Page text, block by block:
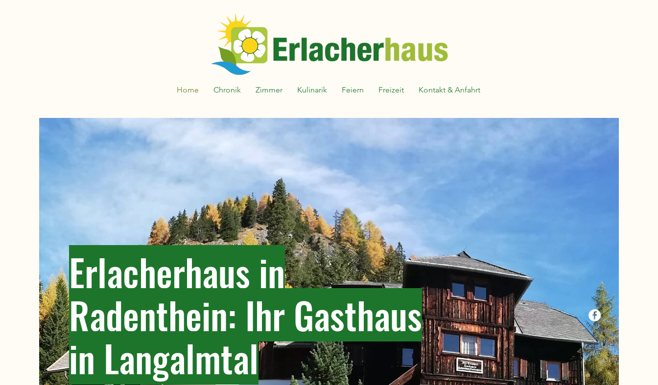
Home Chronik Zimmer Kulinarik Feiern Freizeit Kontakt & Anfahrt
Erlacherhaus in
Radenthein: Ihr Gasthaus
in Langalmtal